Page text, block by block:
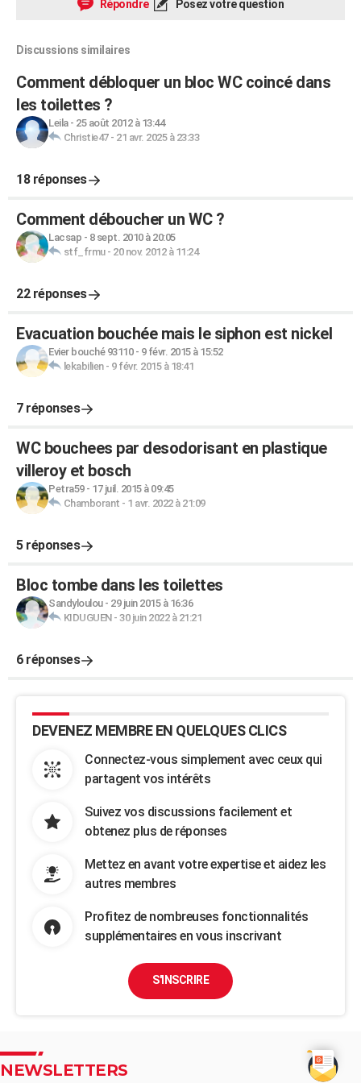
Répondre Posez votre question
Discussions similaires
Comment débloquer un bloc WC coincé dans
les toilettes ?
Leila- 25 août 2012 à 13:44
Christie47- 21 avr. 2025 à 23:33
18 réponses
Comment déboucher un WC ?
Lacsap - 8 sept. 2010 à 20:05
stf_frmu- 20 nov. 2012 à 11:24
22 réponses
Evacuation bouchée mais le siphon est nickel
Evier bouché 93110- 9 févr. 2015 à 15:52
lekabilien- 9 févr. 2015 à 18:41
7 réponses
WC bouchees par desodorisant en plastique
villeroy et bosch
Petra59- 17 juil. 2015 à 09:45
Chamborant - 1 avr. 2022 à 21:09
5 réponses
Bloc tombe dans les toilettes
Sandyloulou- 29 juin 2015 à 16:36
KIDUGUEN- 30 juin 2022 à 21:21
6 réponses
DEVENEZ MEMBRE EN QUELQUES CLICS
Connectez-vous simplement avec ceux qui
partagent vos intérêts
Suivez vos discussions facilement et
obtenez plus de réponses
Mettez en avant votre expertise et aidez les
autres membres
Profitez de nombreuses fonctionnalités
supplémentaires en vous inscrivant
S'INSCRIRE
NEWSLETTERS